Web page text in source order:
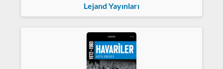
Lejand Yayınları